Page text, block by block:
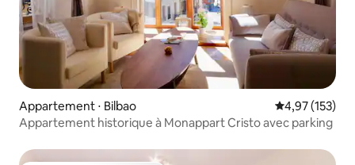
Appartement ⋅ Bilbao Évaluation
4,97 (153)
Appartement historique à Monappart Cristo avec parking